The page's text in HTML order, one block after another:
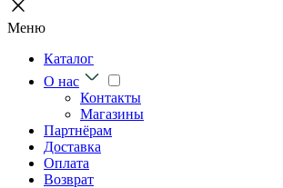
Меню
Каталог
О нас
Контакты
Магазины
Партнёрам
Доставка
Оплата
Возврат